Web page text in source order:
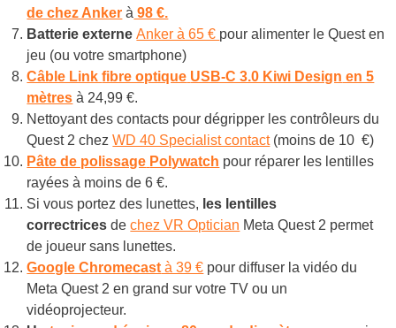
de chez Anker à 98 €.
Batterie externe Anker à 65 € pour alimenter le Quest en
jeu (ou votre smartphone)
Câble Linkfibre optique USB-C 3.0 Kiwi Design en 5
mètres à 24,99 €.
Nettoyant des contacts pour dégripper les contrôleursdu
Quest 2 chezWD 40 Specialist contact(moins de 10 €)
Pâte de polissage Polywatch pour réparer les lentilles
rayées à moins de 6 €.
Si vous portez des lunettes, les lentilles
correctrices dechez VR Optician Meta Quest 2 permet
de joueur sans lunettes.
Google Chromecast à 39 € pour diffuser la vidéo du
Meta Quest 2 en grand sur votre TV ou un
vidéoprojecteur.